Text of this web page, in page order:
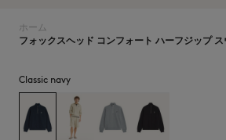
ホーム
フォックスヘッド コンフォート ハーフジップ
Classic navy